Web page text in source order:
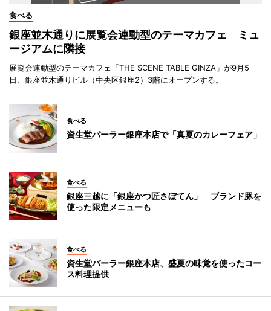
食べる
銀座並木通りに展覧会連動型のテーマカフェ ミュ
ージアムに隣接
展覧会連動型のテーマカフェ「THE SCENE TABLE GINZA」が9月5
日、銀座並木通りビル（中央区銀座2）3階にオープンする。
食べる
資生堂パーラー銀座本店で「真夏のカレーフェア」
食べる
銀座三越に「銀座かつ匠さぼてん」 ブランド豚を
使った限定メニューも
食べる
資生堂パーラー銀座本店、盛夏の味覚を使ったコー
ス料理提供